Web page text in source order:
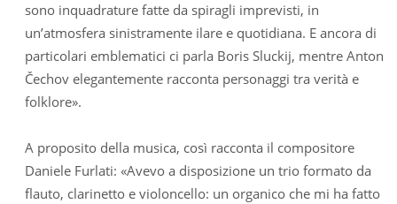
sono inquadrature fatte da spiragli imprevisti, in
un’atmosfera sinistramente ilare e quotidiana. E ancora di
particolari emblematici ci parla Boris Sluckij, mentre Anton
Čechov elegantemente racconta personaggi tra verità e
folklore».
A proposito della musica, così racconta il compositore
Daniele Furlati: «Avevo a disposizione un trio formato da
flauto, clarinetto e violoncello: un organico che mi ha fatto